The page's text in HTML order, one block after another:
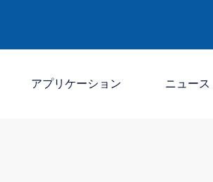
アプリケーション ニュース